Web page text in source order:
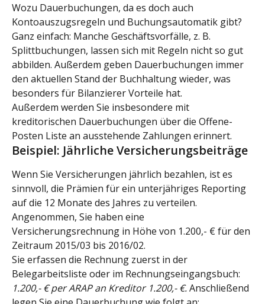
Wozu Dauerbuchungen, da es doch auch
Kontoauszugsregeln und Buchungsautomatik gibt?
Ganz einfach: Manche Geschäftsvorfälle, z. B.
Splittbuchungen, lassen sich mit Regeln nicht so gut
abbilden. Außerdem geben Dauerbuchungen immer
den aktuellen Stand der Buchhaltung wieder, was
besonders für Bilanzierer Vorteile hat.
Außerdem werden Sie insbesondere mit
kreditorischen Dauerbuchungen über die Offene-
Posten Liste an ausstehende Zahlungen erinnert.
Beispiel: Jährliche Versicherungsbeiträge
Wenn Sie Versicherungen jährlich bezahlen, ist es
sinnvoll, die Prämien für ein unterjähriges Reporting
auf die 12 Monate des Jahres zu verteilen.
Angenommen, Sie haben eine
Versicherungsrechnung in Höhe von 1.200,- € für den
Zeitraum 2015/03 bis 2016/02.
Sie erfassen die Rechnung zuerst in der
Belegarbeitsliste oder im Rechnungseingangsbuch:
1.200,- € per ARAP an Kreditor 1.200,- €. Anschließend